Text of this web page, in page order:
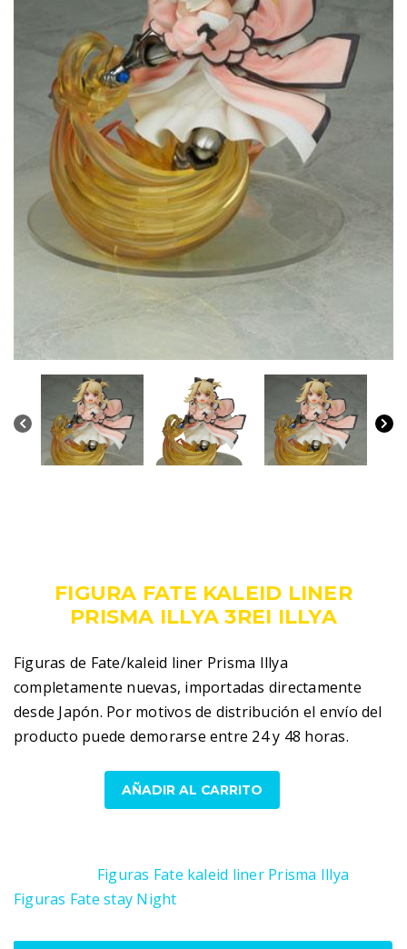
FIGURA FATE KALEID LINER
PRISMA ILLYA 3REI ILLYA
Figuras de Fate/kaleid liner Prisma Illya
completamente nuevas, importadas directamente
desde Japón. Por motivos de distribución el envío del
producto puede demorarse entre 24 y 48 horas.
3rei
AÑADIR AL CARRITO
Figuras Fate kaleid liner Prisma Illya
Figuras Fate stay Night